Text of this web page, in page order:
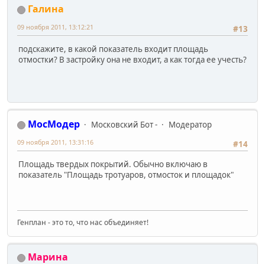
Галинa
#13
09 ноября 2011, 13:12:21
подскажите, в какой показатель входит площадь
отмостки? В застройку она не входит, а как тогда ее учесть?
МосМодер Московский Бот -
Модератор
#14
09 ноября 2011, 13:31:16
Площадь твердых покрытий. Обычно включаю в
показатель "Площадь тротуаров, отмосток и площадок"
Генплан - это то, что нас объединяет!
Марина